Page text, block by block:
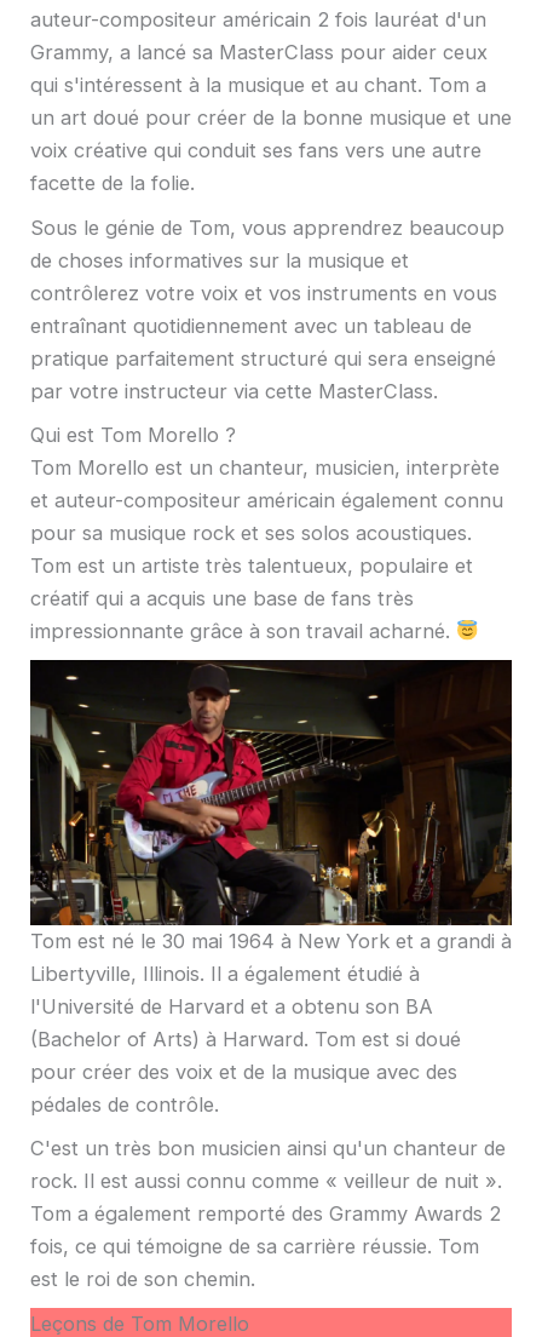
auteur-compositeur américain 2 fois lauréat d'un
Grammy, a lancé sa MasterClass pour aider ceux
qui s'intéressent à la musique et au chant. Tom a
un art doué pour créer de la bonne musique et une
voix créative qui conduit ses fans vers une autre
facette de la folie.
Sous le génie de Tom, vous apprendrez beaucoup
de choses informatives sur la musique et
contrôlerez votre voix et vos instruments en vous
entraînant quotidiennement avec un tableau de
pratique parfaitement structuré qui sera enseigné
par votre instructeur via cette MasterClass.
Qui est Tom Morello ?
Tom Morello est un chanteur, musicien, interprète
et auteur-compositeur américain également connu
pour sa musique rock et ses solos acoustiques.
Tom est un artiste très talentueux, populaire et
créatif qui a acquis une base de fans très
impressionnante grâce à son travail acharné.
Tom est né le 30 mai 1964 à New York et a grandi à
Libertyville, Illinois. Il a également étudié à
l'Université de Harvard et a obtenu son BA
(Bachelor of Arts) à Harward. Tom est si doué
pour créer des voix et de la musique avec des
pédales de contrôle.
C'est un très bon musicien ainsi qu'un chanteur de
rock. Il est aussi connu comme « veilleur de nuit ».
Tom a également remporté des Grammy Awards 2
fois, ce qui témoigne de sa carrière réussie. Tom
est le roi de son chemin.
Leçons de Tom Morello